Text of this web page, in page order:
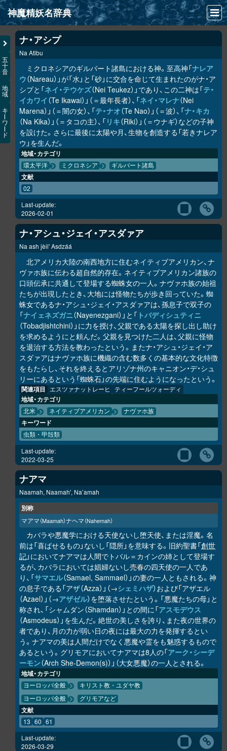
神魔精妖名辞典
NEWS
INFO
文献
検索
凖項目
画像資料便覧
LINK
五
十
音
地
域
キ
ワ
ド
ナ・アシプ
Na Atibu
ミクロネシアのギルバート諸島における神。至高神「ナレア
ウ（Nareau）」が「水」と「砂」に交合を命じて生まれたのがナ・ア
シプと「ネイ・テウケズ（Nei Teukez）」であり、この二神は「テ・
イカワイ （Te Ikawai）」（＝最年長者）、「ネイ・マレナ（Nei
Marena）」（＝闇の女）、「テ・ナオ（Te Nao）」（＝波）、「ナ・キカ
（Na Kika）」（＝タコの主）、「リキ（Riki）」（＝ウナギ）などの子神
を設けた。さらに最後に太陽や月、生物を創造する「若きナレア
ウ」を生んだ。
地域・カテゴリ
環太平洋 ミクロネシア ギルバート諸島
文献
02
Last-update:
2026-02-01
ナ・アシュ・ジェイ・アスダァア
Na ash jèii' Asdzáá
北アメリカ大陸の南西地方に住むネイティブアメリカン、ナ
ヴァホ族に伝わる超自然的存在。ネイティブアメリカン諸族の
口頭伝承に共通して登場する蜘蛛女の一人。ナヴァホ族の始祖
たちが出現したとき、大地には怪物たちが歩き回っていた。蜘
蛛女であるナ・アシュ・ジェイ・アスダァアは、孫息子で双子の
「ナイェネズガニ（Nayenezgani）」と「 トバディシュティニ
（Tobadjishtchini）」に力を授け、父親である太陽を探し出し助け
を求めるようにと頼んだ。父親を見つけた二人は、父親に怪物
を退治する方法を教わったという。またナ・アシュ・ジェイ・ア
スダァアはナヴァホ族に機織の含む数多くの基本的な文化特徴
をもたらし、それを終えるとアリゾナ州のキャニオン・デ・シュ
リーにあるという「蜘蛛石」の先端に住むようになったという。
関連項目 エスツァナットレーヒ ティーフールツォーディ
地域・カテゴリ
北米 ネイティブアメリカン ナヴァホ族
キーワード
虫類・甲殻類
Last-update:
2022-03-25
ナアマ
Naamah, Naamah', Na’amah
別称
マアマ（Maamah）ナヘマ（Nahemah）
カバラや悪魔学における天使ないし堕天使、または淫魔。名
前は「喜ばせるもの」ないし「隠所」を意味する。旧約聖書「創世
記」においてナアマは人間でトバル＝カインの姉として登場す
るが、カバラにおいては娼婦ないし売春の四天使の一人であ
り、「サマエル（Samael, Sammael）」の妻の一人ともされる。神
の息子である「アザ（Azza）」（→シェミハザ）および「アザエル
（Azael）」（→アザゼル）を堕落させたという。「悪魔たちの母」と
称され、「シャムダン（Shamdan）」との間に「アスモデウス
（Asmodeus）」を生んだ。絶世の美しさを誇り、また夜の世界の
者であり、月の力が弱い日の夜には最大の力を発揮するとい
う。ナアマの美は人間だけでなく悪魔や霊をも魅惑するもので
あるという。グリモアにおいてナアマは8人の「アーク・シーデ
ーモン（Arch She-Demon(s)）」（大女悪魔）の一人とされる。
地域・カテゴリ
ヨーロッパ全般
キリスト教・ユダヤ教
ヨーロッパ全般
グリモアなど
文献
13 60 61
Last-update:
2026-03-29